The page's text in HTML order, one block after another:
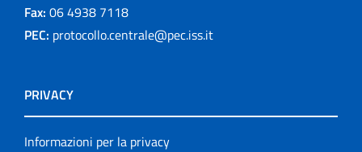
Fax: 06 4938 7118
PEC: protocollo.centrale@pec.iss.it
PRIVACY
Informazioni per la privacy